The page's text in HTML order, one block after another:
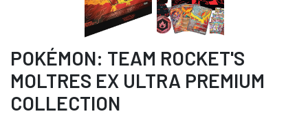
POKÉMON: TEAM ROCKET'S
MOLTRES EX ULTRA PREMIUM
COLLECTION